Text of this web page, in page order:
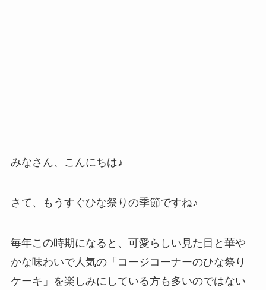
みなさん、こんにちは♪
さて、もうすぐひな祭りの季節ですね♪
毎年この時期になると、可愛らしい見た目と華や
かな味わいで人気の「コージコーナーのひな祭り
ケーキ」を楽しみにしている方も多いのではない